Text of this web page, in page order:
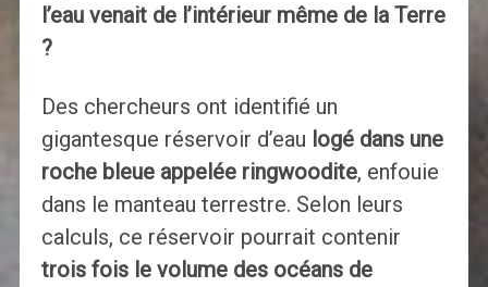
l’eau venait de l’intérieur même de la Terre
?
Des chercheurs ont identifié un
gigantesque réservoir d’eau logé dans une
roche bleue appelée ringwoodite, enfouie
dans le manteau terrestre. Selon leurs
calculs, ce réservoir pourrait contenir
trois fois le volume des océans de